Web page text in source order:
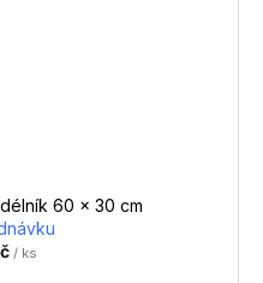
60 x 30 cm
/ ks